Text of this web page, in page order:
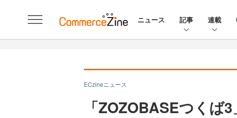
ニュース 記事 連載
ECzineニュース
「ZOZOBASEつくば